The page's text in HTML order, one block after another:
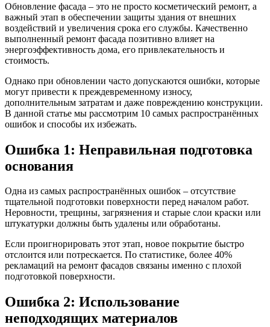
Обновление фасада – это не просто косметический ремонт, а
важный этап в обеспечении защиты здания от внешних
воздействий и увеличения срока его службы. Качественно
выполненный ремонт фасада позитивно влияет на
энергоэффективность дома, его привлекательность и
стоимость.
Однако при обновлении часто допускаются ошибки, которые
могут привести к преждевременному износу,
дополнительным затратам и даже повреждению конструкции.
В данной статье мы рассмотрим 10 самых распространённых
ошибок и способы их избежать.
Ошибка 1: Неправильная подготовка
основания
Одна из самых распространённых ошибок – отсутствие
тщательной подготовки поверхности перед началом работ.
Неровности, трещины, загрязнения и старые слои краски или
штукатурки должны быть удалены или обработаны.
Если проигнорировать этот этап, новое покрытие быстро
отслоится или потрескается. По статистике, более 40%
рекламаций на ремонт фасадов связаны именно с плохой
подготовкой поверхности.
Ошибка 2: Использование
неподходящих материалов